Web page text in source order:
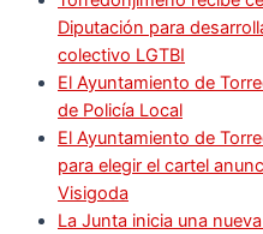
Diputación para
colectivo LGTBI
El Ayuntamiento de
de Policía Local
El Ayuntamiento de
para elegir el cartel
Visigoda
La Junta inicia una